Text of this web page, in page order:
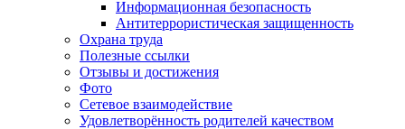
Информационная безопасность
Антитеррористическая защищенность
Охрана труда
Полезные ссылки
Отзывы и достижения
Фото
Сетевое взаимодействие
Удовлетворённость родителей качеством